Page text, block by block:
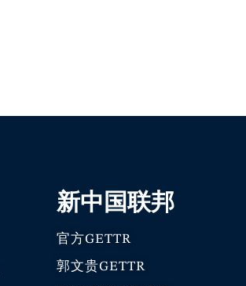
新中国联邦
官方GETTR
郭文贵GETTR